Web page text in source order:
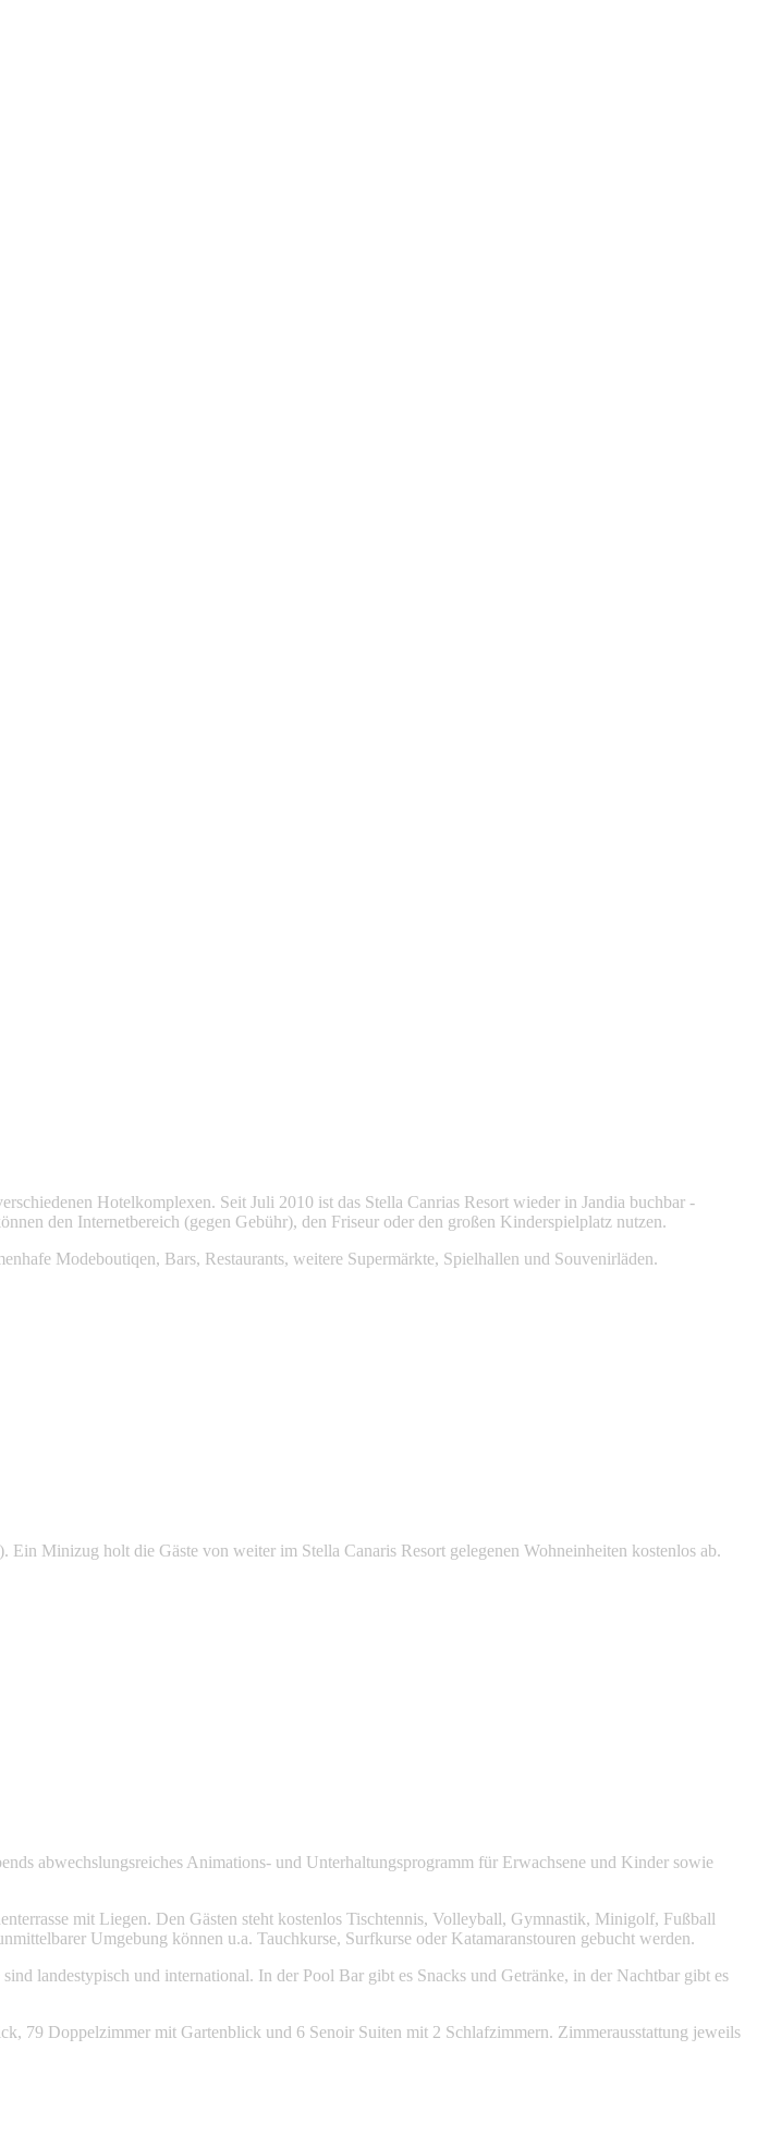
Hotelkomplexen. Seit Juli 2010 ist das Stella Canrias Resort wieder in Jandia buchbar -
den Internetbereich (gegen Gebühr), den Friseur oder den großen Kinderspielplatz nutzen.
Modeboutiqen, Bars, Restaurants, weitere Supermärkte, Spielhallen und Souvenirläden.
Minizug holt die Gäste von weiter im Stella Canaris Resort gelegenen Wohneinheiten kostenlos ab.
abwechslungsreiches Animations- und Unterhaltungsprogramm für Erwachsene und Kinder sowie
mit Liegen. Den Gästen steht kostenlos Tischtennis, Volleyball, Gymnastik, Minigolf, Fußball
Umgebung können u.a. Tauchkurse, Surfkurse oder Katamaranstouren gebucht werden.
landestypisch und international. In der Pool Bar gibt es Snacks und Getränke, in der Nachtbar gibt es
79 Doppelzimmer mit Gartenblick und 6 Senoir Suiten mit 2 Schlafzimmern. Zimmerausstattung jeweils